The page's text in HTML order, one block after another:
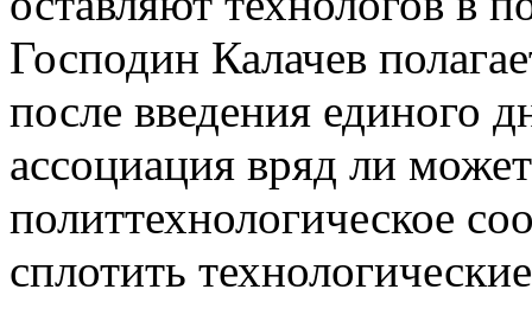
Господин Калачев
после введения единого
ассоциация вряд ли
политтехнологическое
сплотить